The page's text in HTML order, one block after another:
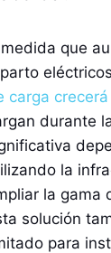
que
carga
durante
la
la gama
solución
para